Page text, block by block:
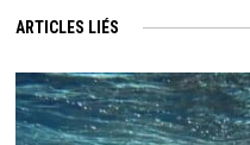
ARTICLES LIÉS